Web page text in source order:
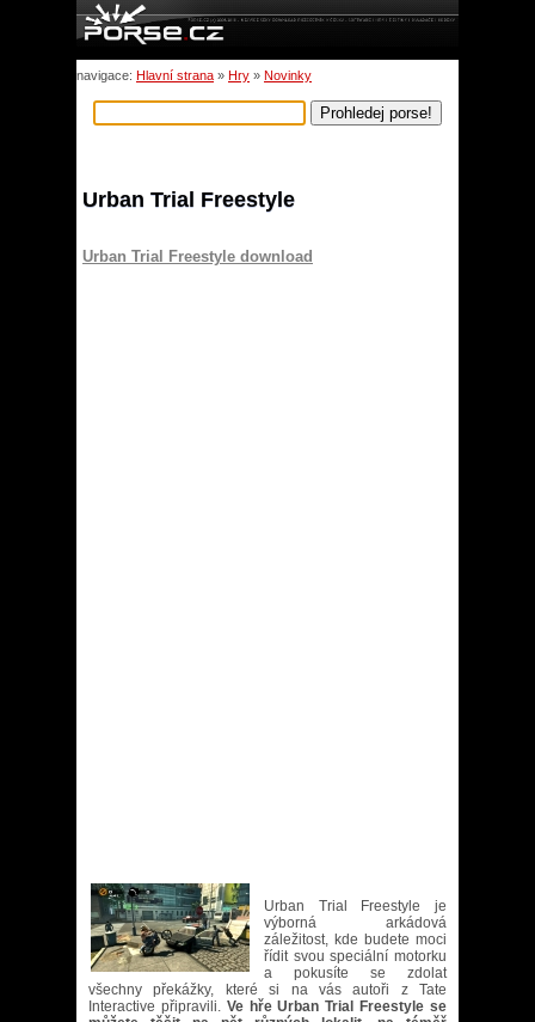
navigace: Hlavní strana » Hry » Novinky
Urban Trial Freestyle
Urban Trial Freestyle download
Urban Trial Freestyle je
výborná arkádová
záležitost, kde budete moci
řídit svou speciální motorku
a pokusíte se zdolat
všechny překážky, které si na vás autoři z Tate
Interactive připravili. Ve hře Urban Trial Freestyle se